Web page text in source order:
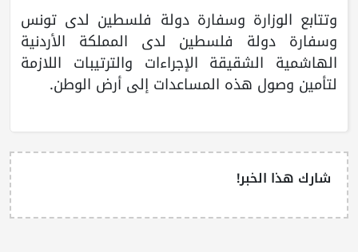
وتتابع الوزارة وسفارة دولة فلسطين لدى تونس
وسفارة دولة فلسطين لدى المملكة الأردنية
الهاشمية الشقيقة الإجراءات والترتيبات اللازمة
لتأمين وصول هذه المساعدات إلى أرض الوطن.
شارك هذا الخبر!